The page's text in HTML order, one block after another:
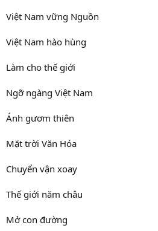
Việt Nam vững Nguồn
Việt Nam hào hùng
Làm cho thế giới
Ngỡ ngàng Việt Nam
Ánh gươm thiên
Mặt trời Văn Hóa
Chuyển vận xoay
Thế giới năm châu
Mở con đường